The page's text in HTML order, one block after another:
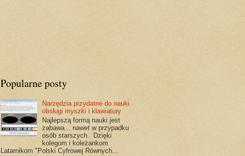
Popularne posty
Narzędzia przydatne do nauki
obsługi myszki i klawiatury
Najlepszą formą nauki jest
zabawa... nawet w przypadku
osób starszych. Dzięki
kolegom i koleżankom
Latarnikom "Polski Cyfrowej Równych...